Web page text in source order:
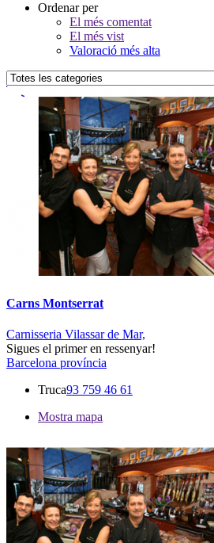
Ordenar per
El més comentat
El més vist
Valoració més alta
Carns Montserrat
Carnisseria Vilassar de Mar,
Sigues el primer en ressenyar!
Barcelona província
Truca93 759 46 61
Mostra mapa